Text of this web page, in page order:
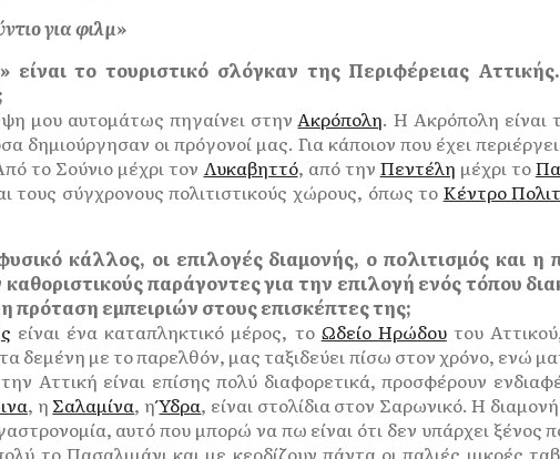
για φιλμ»
το τουριστικό σλόγκαν της Περιφέρειας
μου αυτομάτως πηγαίνει στηνΑκρόπολη. Η Ακρόπολη είναι
δημιούργησαν οι πρόγονοί μας. Για κάποιον που έχει
το Σούνιο μέχρι τον Λυκαβηττό, από την Πεντέλη μέχρι το
τους σύγχρονους πολιτιστικούς χώρους, όπως το Κέντρο
κάλλος, οι επιλογές διαμονής, ο πολιτισμός και η
παράγοντες για την επιλογή ενός τόπου
εμπειριών στους επισκέπτες της;
είναι ένα καταπληκτικό μέρος, το Ωδείο Ηρώδουτου
δεμένη με το παρελθόν, μας ταξιδεύει πίσω στον χρόνο, ενώ
Αττική είναι επίσης πολύ διαφορετικά, προσφέρουν
, η Σαλαμίνα, ηΎδρα, είναι στολίδια στον Σαρωνικό. Η
αυτό που μπορώ να πω είναι ότι δεν υπάρχει ξένος
το Πασαλιμάνι και με κερδίζουν πάντα οι παλιές μικρές